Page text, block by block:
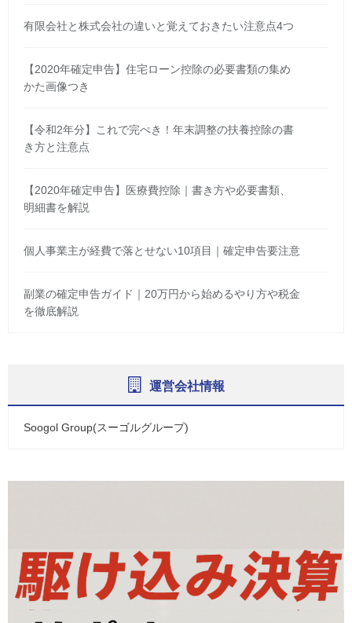
有限会社と株式会社の違いと覚えておきたい注意点4つ
【2020年確定申告】住宅ローン控除の必要書類の集め
かた画像つき
【令和2年分】これで完ぺき！年末調整の扶養控除の書
き方と注意点
【2020年確定申告】医療費控除｜書き方や必要書類、
明細書を解説
個人事業主が経費で落とせない10項目｜確定申告要注意
副業の確定申告ガイド｜20万円から始めるやり方や税金
を徹底解説
運営会社情報
Soogol Group(スーゴルグループ)